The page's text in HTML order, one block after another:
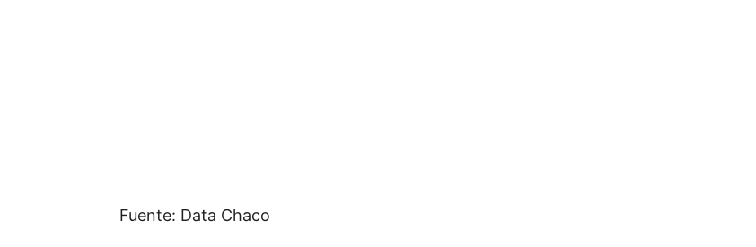
Fuente: Data Chaco